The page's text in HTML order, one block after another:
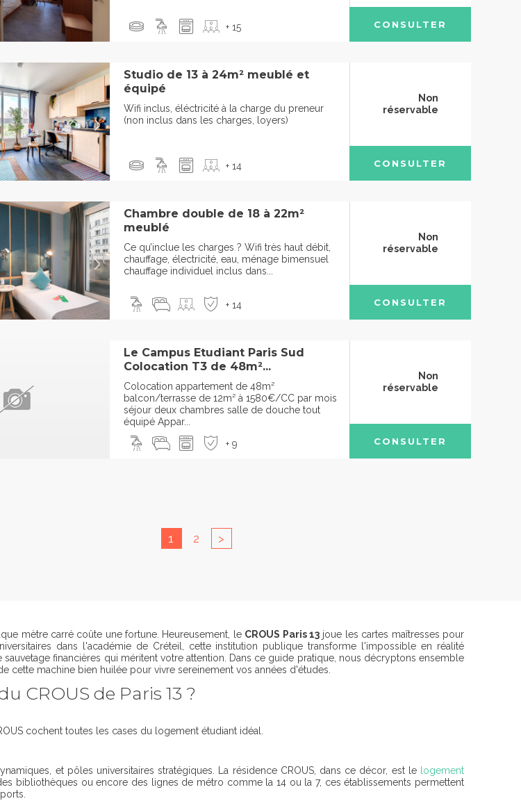
+ 15 CONSULTER
Studio de 13 à 24m² meublé et
équipé
Wifi inclus, éléctricité à la charge du preneur
(non inclus dans les charges, loyers)
+ 14
Non
réservable
CONSULTER
Chambre double de 18 à 22m²
meublé
Ce qu’inclue les charges ? Wifi très haut débit,
chauffage, électricité, eau, ménage bimensuel
chauffage individuel inclus dans...
+ 14
Non
réservable
CONSULTER
Le Campus Etudiant Paris Sud
Colocation T3 de 48m²...
Colocation appartement de 48m²
balcon/terrasse de 12m² à 1580€/CC par mois
séjour deux chambres salle de douche tout
équipé Appar...
+ 9
Non
réservable
CONSULTER
1 2 >
mètre carré coûte une fortune. Heureusement, le CROUS Paris 13 joue les cartes maîtresses pour
dans l'académie de Créteil, cette institution publique transforme l'impossible en réalité
financières qui méritent votre attention. Dans ce guide pratique, nous décryptons ensemble
cette machine bien huilée pour vivre sereinement vos années d'études.
CROUS de Paris 13 ?
cochent toutes les cases du logement étudiant idéal.
et pôles universitaires stratégiques. La résidence CROUS, dans ce décor, est le
logement
bibliothèques ou encore des lignes de métro comme la 14 ou la 7, ces établissements permettent